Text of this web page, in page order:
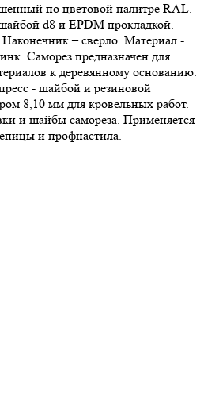
по цветовой палитре RAL.
d8 и EPDM прокладкой.
– сверло. Материал -
Саморез предназначен для
к деревянному основанию.
- шайбой и резиновой
8,10 мм для кровельных работ.
и шайбы самореза. Применяется
и профнастила.